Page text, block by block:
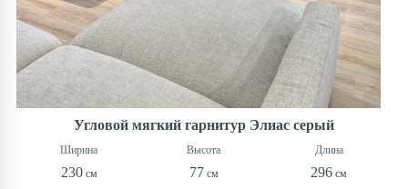
Угловой мягкий гарнитур Элиас серый
230 77 296